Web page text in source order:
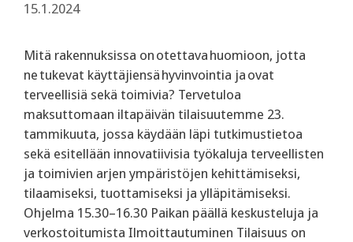
15.1.2024
Mitä rakennuksissa on otettava huomioon, jotta
ne tukevat käyttäjiensä hyvinvointia ja ovat
terveellisiä sekä toimivia? Tervetuloa
maksuttomaan iltapäivän tilaisuutemme 23.
tammikuuta, jossa käydään läpi tutkimustietoa
sekä esitellään innovatiivisia työkaluja terveellisten
ja toimivien arjen ympäristöjen kehittämiseksi,
tilaamiseksi, tuottamiseksi ja ylläpitämiseksi.
Ohjelma 15.30–16.30 Paikan päällä keskusteluja ja
verkostoitumista Ilmoittautuminen Tilaisuus on